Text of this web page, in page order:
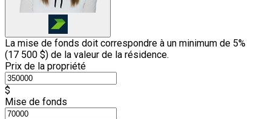
La mise de fonds doit correspondre à un minimum de 5%
(17 500 $) de la valeur de la résidence.
Prix de la propriété
$
Mise de fonds